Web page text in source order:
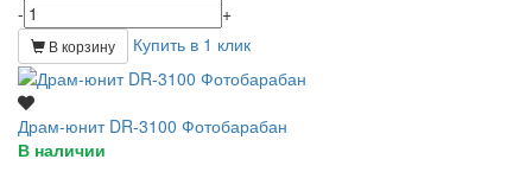
-
+
В корзину Купить в 1 клик
Драм-юнит DR-3100 Фотобарабан
В наличии